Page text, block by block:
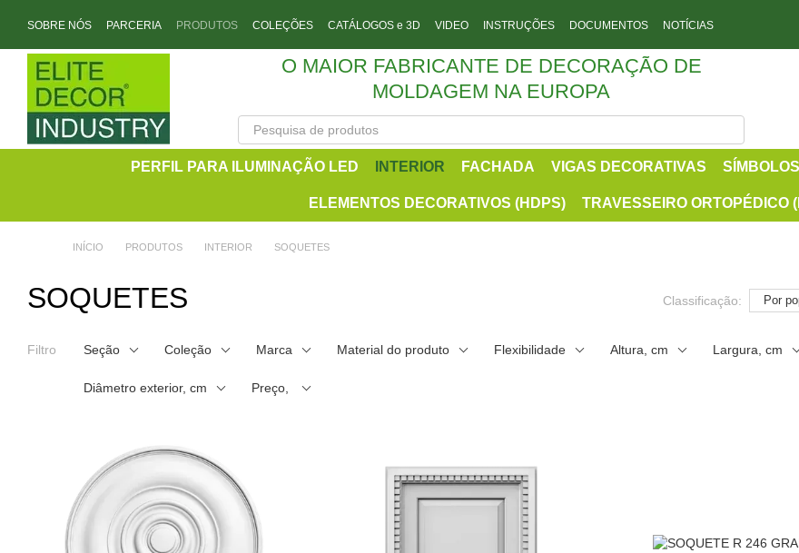
SOBRE NÓS PARCERIA PRODUTOS COLEÇÕES CATÁLOGOS e 3D VIDEO INSTRUÇÕES DOCUMENTOS
NOTÍCIAS
O MAIOR FABRICANTE DE DECORAÇÃO DE
MOLDAGEM NA EUROPA
PERFIL PARA ILUMINAÇÃO LED INTERIOR FACHADA VIGAS DECORATIVAS
ELEMENTOS DECORATIVOS (HDPS) TRAVESSEIRO ORTOPÉDICO
INÍCIO PRODUTOS INTERIOR SOQUETES
SOQUETES Classificação: Por
Filtro Seção Coleção Marca Material do produto Flexibilidade Altura, cm Largura, cm
Diâmetro exterior, cm Preço,